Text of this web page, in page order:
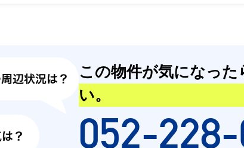
この物件が気になった
い。
052-